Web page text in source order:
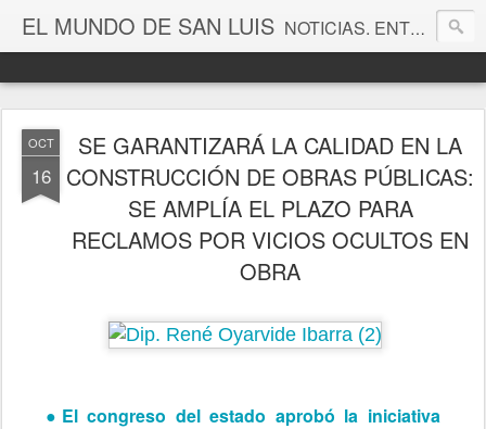
EL MUNDO DE SAN LUIS NOTICIAS. ENTRETENIMIENTO. EDITORIALES. CANAL DE VÍDEOS. GALERÍA DE FOTOGRAFÍAS.
OCT
16
SE GARANTIZARÁ LA CALIDAD EN LA
CONSTRUCCIÓN DE OBRAS PÚBLICAS:
SE AMPLÍA EL PLAZO PARA
RECLAMOS POR VICIOS OCULTOS EN
OBRA
●El congreso del estado aprobó la iniciativa